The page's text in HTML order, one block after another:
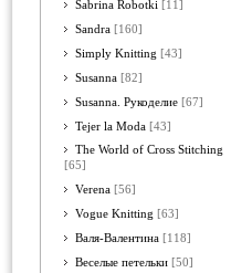
Sabrina Robotki [11]
Sandra [160]
Simply Knitting [43]
Susanna [82]
Susanna. Рукоделие [67]
Tejer la Moda [43]
The World of Cross Stitching
[65]
Verena [56]
Vogue Knitting [63]
Валя-Валентина [118]
Веселые петельки [50]